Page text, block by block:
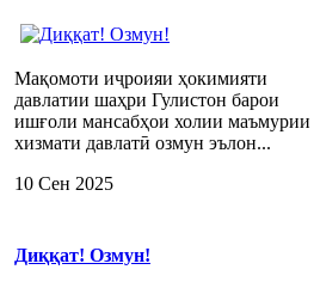
Мақомоти иҷроияи ҳокимияти
давлатии шаҳри Гулистон барои
ишғоли мансабҳои холии маъмурии
хизмати давлатӣ озмун эълон...
10 Сен 2025
Диққат! Озмун!